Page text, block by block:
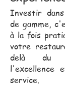
Investir
de gamme,
à la fois
votre
delà du
l'excellence
service.